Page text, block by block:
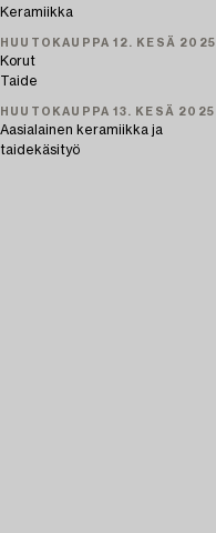
Keramiikka
HUUTOKAUPPA 12. KESÄ 2025
Korut
Taide
HUUTOKAUPPA 13. KESÄ 2025
Aasialainen keramiikka ja
taidekäsityö